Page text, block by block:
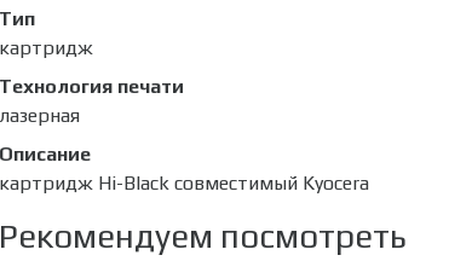
Тип
картридж
Технология печати
лазерная
Описание
картридж Hi-Black совместимый Kyocera
Рекомендуем посмотреть